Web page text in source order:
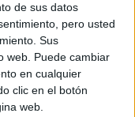
de sus datos
pero usted
Sus
web. Puede cambiar
en cualquier
clic en el botón
web.
Uso
uso*